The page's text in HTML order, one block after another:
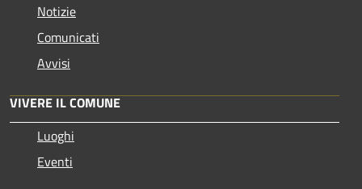
Notizie
Comunicati
Avvisi
VIVERE IL COMUNE
Luoghi
Eventi